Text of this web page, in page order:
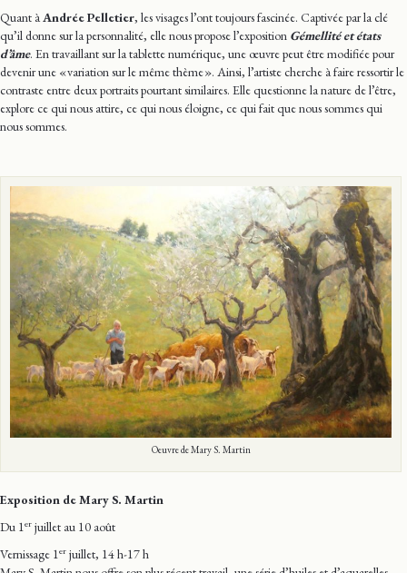
Quant àAndrée Pelletier, les visages l’ont toujours fascinée. Captivée par la clé
qu’il donne sur la personnalité, elle nous propose l’exposition Gémellité et états
d’âme. En travaillant sur la tablette numérique, une œuvre peut être modifiée pour
devenir une « variation sur le même thème ». Ainsi, l’artiste cherche à faire ressortir le
contraste entre deux portraits pourtant similaires. Elle questionne la nature de l’être,
explore ce qui nous attire, ce qui nous éloigne, ce qui fait que nous sommes qui
nous sommes.
Oeuvre de Mary S. Martin
Exposition de Mary S. Martin
Du 1er juillet au 10 août
Vernissage 1er juillet, 14 h-17 h